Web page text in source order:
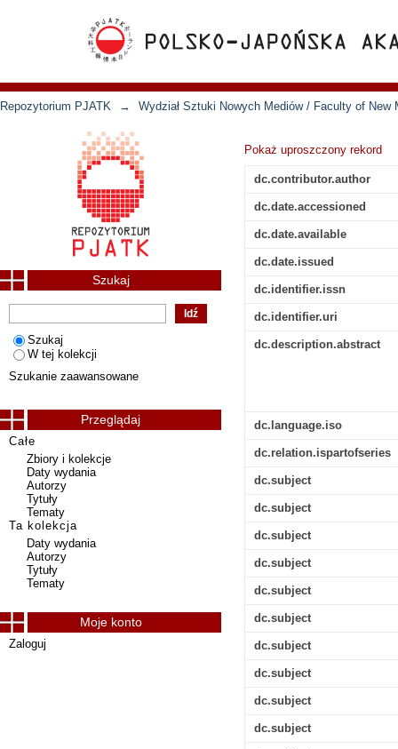
Repozytorium PJATK → Wydział Sztuki Nowych Mediów / Faculty of New
Pokaż uproszczony rekord
dc.contributor.author
dc.date.accessioned
dc.date.available
dc.date.issued
dc.identifier.issn
dc.identifier.uri
dc.description.abstract
dc.language.iso
dc.relation.ispartofseries
dc.subject
dc.subject
dc.subject
dc.subject
dc.subject
dc.subject
dc.subject
dc.subject
dc.subject
dc.subject
Szukaj
Szukaj
W tej kolekcji
Szukanie zaawansowane
Przeglądaj
Całe
Zbiory i kolekcje
Daty wydania
Autorzy
Tytuły
Tematy
Ta kolekcja
Daty wydania
Autorzy
Tytuły
Tematy
Moje konto
Zaloguj